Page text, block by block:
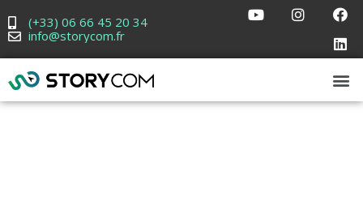
(+33) 06 66 45 20 34
info@storycom.fr